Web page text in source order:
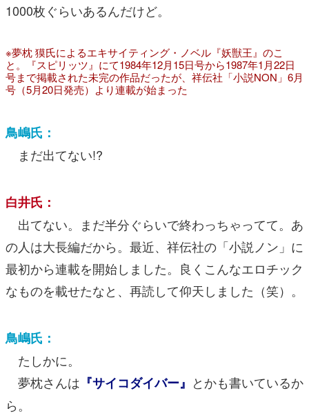
1000枚ぐらいあるんだけど。
※夢枕 獏氏によるエキサイティング・ノベル『妖獣王』のこ
と。『スピリッツ』にて1984年12月15日号から1987年1月22日
号まで掲載された未完の作品だったが、祥伝社「小説NON」6月
号（5月20日発売）より連載が始まった
鳥嶋氏：
まだ出てない!?
白井氏：
出てない。まだ半分ぐらいで終わっちゃってて。あ
の人は大長編だから。最近、祥伝社の「小説ノン」に
最初から連載を開始しました。良くこんなエロチック
なものを載せたなと、再読して仰天しました（笑）。
鳥嶋氏：
たしかに。
夢枕さんは 『サイコダイバー』 とかも書いているか
ら。